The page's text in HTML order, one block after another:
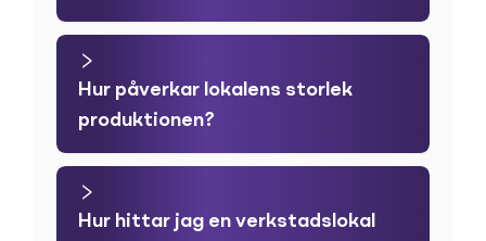
Hur påverkar lokalens storlek
produktionen?
Hur hittar jag en verkstadslokal